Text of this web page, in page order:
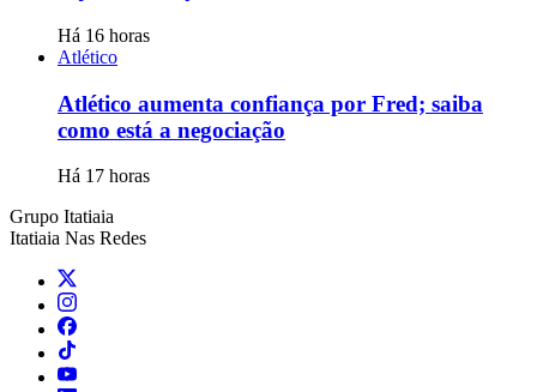
Há 16 horas
Atlético
Atlético aumenta confiança por Fred; saiba
como está a negociação
Há 17 horas
Grupo Itatiaia
Itatiaia Nas Redes